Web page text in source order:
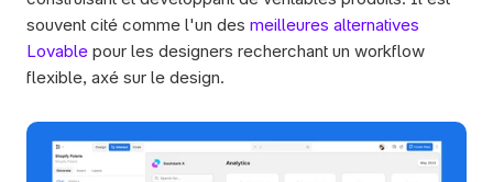
souvent cité comme l'un des meilleures alternatives
Lovable pour les designers recherchant un workflow
flexible, axé sur le design.